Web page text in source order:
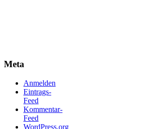
Meta
Anmelden
Eintrags-
Feed
Kommentar-
Feed
WordPress.org